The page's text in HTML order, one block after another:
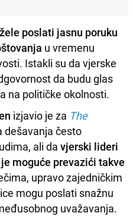
poslati jasnu poruku
u vremenu
Istakli su da vjerske
da budu glas
na političke okolnosti.
izjavio je za The
dešavanja često
ali da vjerski lideri
moguće prevazići takve
upravo zajedničkim
mogu poslati snažnu
uvažavanja.